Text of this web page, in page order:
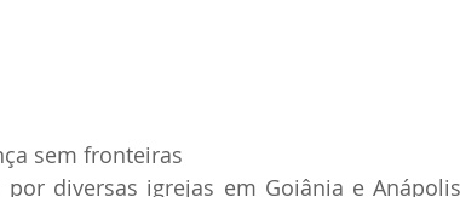
sem fronteiras
diversas igrejas em Goiânia e